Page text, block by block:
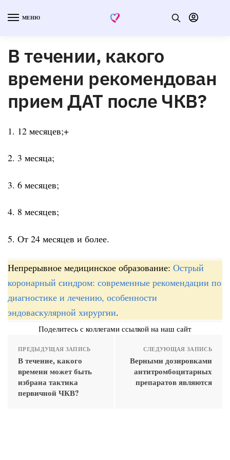
МЕНЮ
В течении, какого
времени рекомендован
прием ДАТ после ЧКВ?
1. 12 месяцев;+
2. 3 месяца;
3. 6 месяцев;
4. 8 месяцев;
5. От 24 месяцев и более.
Непрерывное медицинское образование: Острый
коронарный синдром: современные рекомендации по
диагностике и лечению, особенности
эндоваскулярной хирургии.
Поделитесь с коллегами ссылкой на наш сайт
ПРЕДЫДУЩАЯ ЗАПИСЬ
В течение, какого
времени может быть
избрана тактика
первичной ЧКВ?
СЛЕДУЮЩАЯ ЗАПИСЬ
Верными дозировками
антитромбоцитарных
препаратов являются